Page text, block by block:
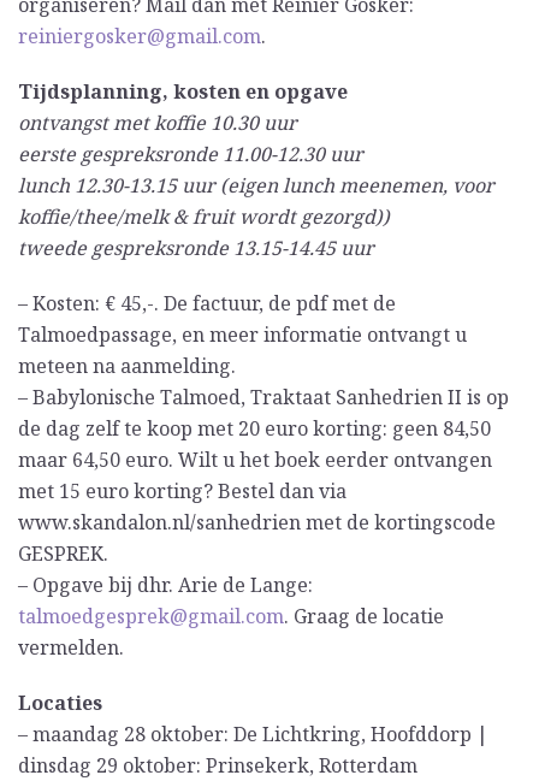
reiniergosker@gmail.com.
Tijdsplanning, kosten en opgave
ontvangst met koffie 10.30 uur
eerste gespreksronde 11.00-12.30 uur
lunch 12.30-13.15 uur (eigen lunch meenemen, voor
koffie/thee/melk & fruit wordt gezorgd))
tweede gespreksronde 13.15-14.45 uur
– Kosten: € 45,-. De factuur, de pdf met de
Talmoedpassage, en meer informatie ontvangt u
meteen na aanmelding.
– Babylonische Talmoed, Traktaat Sanhedrien II is op
de dag zelf te koop met 20 euro korting: geen 84,50
maar 64,50 euro. Wilt u het boek eerder ontvangen
met 15 euro korting? Bestel dan via
www.skandalon.nl/sanhedrien met de kortingscode
GESPREK.
– Opgave bij dhr. Arie de Lange:
talmoedgesprek@gmail.com. Graag de locatie
vermelden.
Locaties
– maandag 28 oktober: De Lichtkring, Hoofddorp |
dinsdag 29 oktober: Prinsekerk, Rotterdam